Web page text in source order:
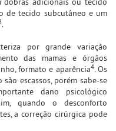
de tecido subcutâneo e um
.
por grande variação
das mamas e órgãos
formato e aparência4. Os
escassos, porém sabe-se
dano psicológico
quando o desconforto
a correção cirúrgica pode